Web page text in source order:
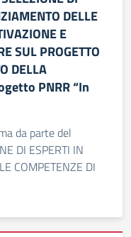
DELLE
E
SUL PROGETTO
DELLA
PNRR “In
da parte del
DI ESPERTI IN
COMPETENZE DI